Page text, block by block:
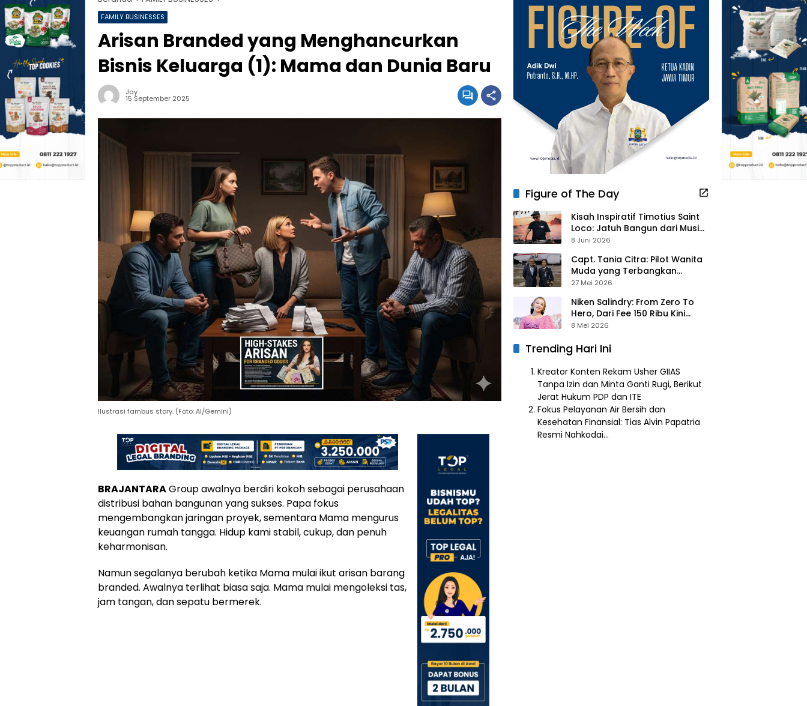
FAMILY BUSINESSES
Arisan Branded yang Menghancurkan
Bisnis Keluarga (1): Mama dan Dunia Baru
Jay
15 September 2025
Ilustrasi fambus story. (Foto: AI/Gemini)
BRAJANTARAGroup awalnya berdiri kokoh sebagai perusahaan
distribusi bahan bangunan yang sukses. Papa fokus
mengembangkan jaringan proyek, sementara Mama mengurus
keuangan rumah tangga. Hidup kami stabil, cukup, dan penuh
keharmonisan.
Namun segalanya berubah ketika Mama mulai ikut arisan barang
branded. Awalnya terlihat biasa saja. Mama mulai mengoleksi tas,
jam tangan, dan sepatu bermerek.
Figure of The Day
Kisah Inspiratif Timotius Saint
Loco: Jatuh Bangun dari Musik,
Pelayanan Pastor, hingga
8 Juni 2026
Capt. Tania Citra: Pilot Wanita
Muda yang Terbangkan
Pesawat Presiden Prabowo ke
27 Mei 2026
Niken Salindry: From Zero To
Hero, Dari Fee 150 Ribu Kini
Punya Aset Miliaran
8 Mei 2026
Trending Hari Ini
Kreator Konten Rekam Usher GIIAS
Tanpa Izin dan Minta Ganti Rugi, Berikut
Jerat Hukum PDP dan ITE
Fokus Pelayanan Air Bersih dan
Kesehatan Finansial: Tias Alvin Papatria
Resmi Nahkodai…